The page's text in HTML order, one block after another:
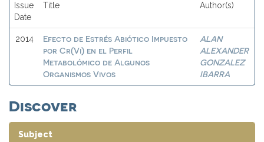
Issue
Date
Title Author(s)
2014
Efecto de Estrés Abiótico Impuesto
por Cr(Vi) en el Perfil
Metabolómico de Algunos
Organismos Vivos
ALAN
ALEXANDER
GONZALEZ
IBARRA
Discover
Subject